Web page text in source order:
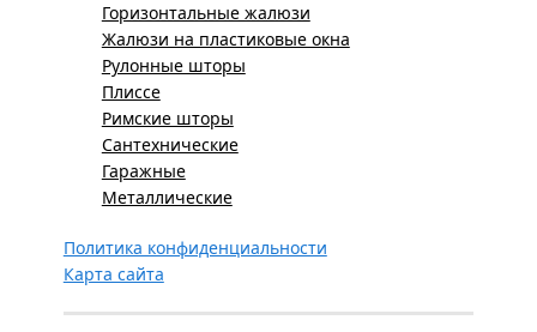
Горизонтальные жалюзи
Жалюзи на пластиковые окна
Рулонные шторы
Плиссе
Римские шторы
Сантехнические
Гаражные
Металлические
Политика конфиденциальности
Карта сайта